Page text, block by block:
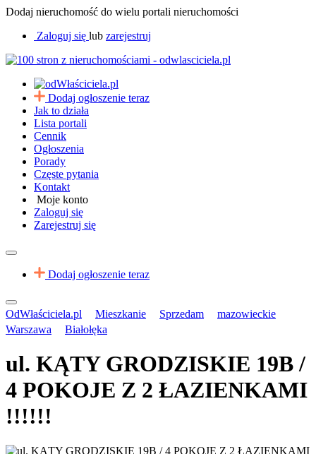
Dodaj nieruchomość do wielu portali nieruchomości
Zaloguj się lub zarejestruj
Dodaj ogłoszenie teraz
Jak to działa
Lista portali
Cennik
Ogłoszenia
Porady
Częste pytania
Kontakt
Moje konto
Zaloguj się
Zarejestruj się
Dodaj ogłoszenie teraz
OdWłaściciela.pl Mieszkanie Sprzedam
mazowieckie
Warszawa
Białołęka
ul. KĄTY GRODZISKIE 19B /
4 POKOJE Z 2 ŁAZIENKAMI
!!!!!!